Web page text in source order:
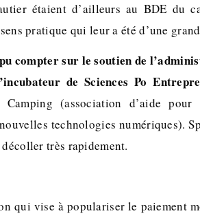
étaient d’ailleurs au BDE du
pratique qui leur a été d’une
compter sur le soutien de
de Sciences Po
(association d’aide
technologies numériques).
très rapidement.
qui vise à populariser le paiement